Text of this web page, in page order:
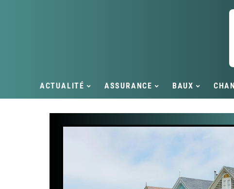
ACTUALITÉ ASSURANCE BAUX